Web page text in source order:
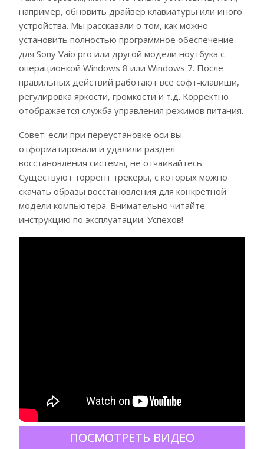
например, обновить драйвер клавиатуры или иного
устройства. Мы рассказали о том, как можно
установить полностью программное обеспечение
для Sony Vaio pro или другой модели ноутбука с
операционкой Windows 8 или Windows 7. После
правильных действий работают все софт-клавиши,
регулировка яркости, громкости и т.д. Корректно
отображается служба управления режимов питания.
Совет: если при переустановке оси вы
отформатировали и удалили раздел
восстановления системы, не отчаивайтесь.
Существуют торрент трекеры, с которых можно
скачать образы восстановления для конкретной
модели компьютера. Внимательно читайте
инструкцию по эксплуатации. Успехов!
ПОСМОТРЕТЬ ВИДЕО